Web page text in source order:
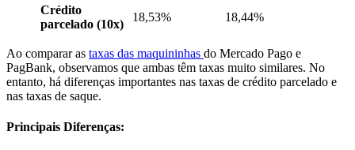
Crédito
parcelado (10x)
18,53% 18,44%
Ao comparar as taxas das maquininhas do Mercado Pago e
PagBank, observamos que ambas têm taxas muito similares. No
entanto, há diferenças importantes nas taxas de crédito parcelado e
nas taxas de saque.
Principais Diferenças: